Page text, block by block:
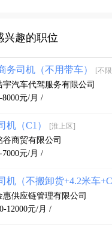
兴趣的职位
务司机（不用带车） [不
宇汽车代驾服务有限公司
8000元/月 /
机（C1） [淮上区]
谷商贸有限公司
7000元/月 /
机（不搬卸货+4.2米车
惠供应链管理有限公司
12000元/月 /